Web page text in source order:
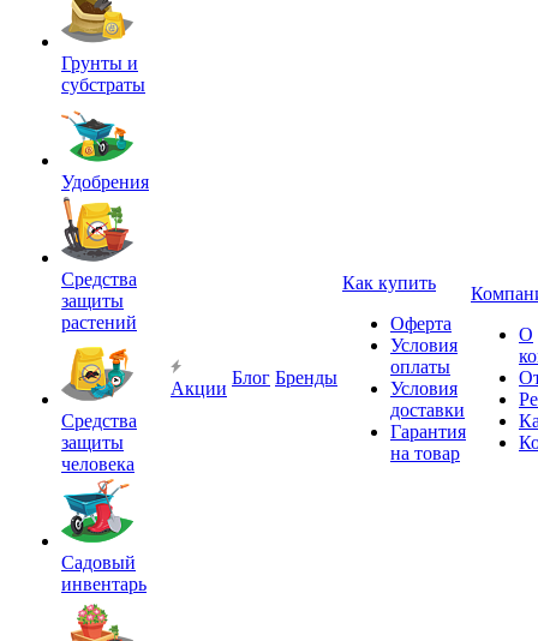
Грунты и
субстраты
Удобрения
Средства
защиты
растений
Средства
защиты
человека
Садовый
инвентарь
Акции
Блог Бренды
Как купить
Оферта
Условия
оплаты
Условия
доставки
Гарантия
на товар
О